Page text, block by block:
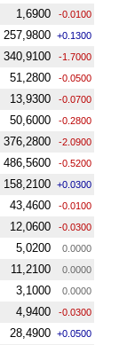
1,6900 -0.0100
257,9800 +0.1300
340,9100 -1.7000
51,2800 -0.0500
13,9300 -0.0700
50,6000 -0.2800
376,2800 -2.0900
486,5600 -0.5200
158,2100 +0.0300
43,4600 -0.0100
12,0600 -0.0300
5,0200 0.0000
11,2100 0.0000
3,1000 0.0000
4,9400 -0.0300
28,4900 +0.0500